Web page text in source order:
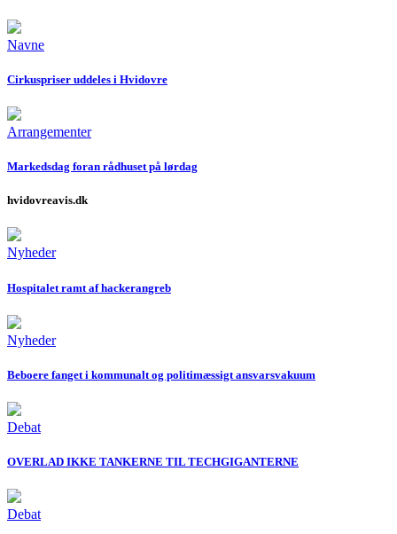
Navne
Cirkuspriser uddeles i Hvidovre
Arrangementer
Markedsdag foran rådhuset på lørdag
hvidovreavis.dk
Nyheder
Hospitalet ramt af hackerangreb
Nyheder
Beboere fanget i kommunalt og politimæssigt ansvarsvakuum
Debat
OVERLAD IKKE TANKERNE TIL TECHGIGANTERNE
Debat